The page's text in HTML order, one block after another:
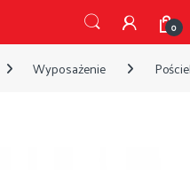
0
Wyposażenie